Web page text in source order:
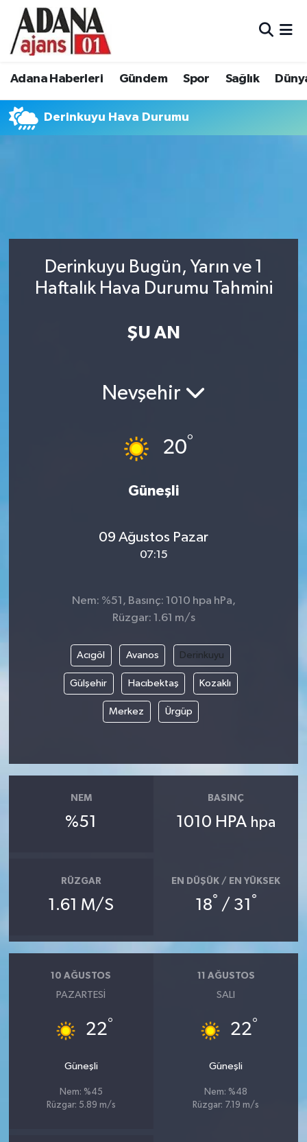
Adana Haberleri Gündem Spor Sağlık
Derinkuyu Hava Durumu
Derinkuyu Bugün, Yarın ve 1
Haftalık Hava Durumu Tahmini
ŞU AN
Nevşehir
20°
Güneşli
09 Ağustos Pazar
07:15
Nem: %51, Basınç: 1010 hpa hPa,
Rüzgar: 1.61 m/s
Acıgöl Avanos Derinkuyu
Gülşehir Hacıbektaş Kozaklı
Merkez Ürgüp
NEM
%51
BASINÇ
1010 HPA hpa
RÜZGAR
1.61 M/S
EN DÜŞÜK / EN YÜKSEK
18° / 31 °
10 AĞUSTOS
PAZARTESI
22°
Güneşli
Nem: %45
Rüzgar: 5.89 m/s
11 AĞUSTOS
SALI
22°
Güneşli
Nem: %48
Rüzgar: 7.19 m/s
Adana Haberleri
Spor
Siyaset
Ekonomi
Adana Nöbetçi Eczaneler
Adana Namaz Vakitleri
Son Dakika Haberleri
Haber Arşivi